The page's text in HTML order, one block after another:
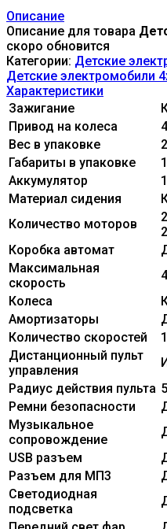
Описание
Описание для товара
скоро обновится
Категории: Детские
Детские электромобили
Характеристики
Зажигание
Привод на колеса
4
Вес в упаковке
Габариты в упаковке
Аккумулятор
Материал сидения
Количество моторов
Коробка автомат
Максимальная
скорость
Колеса
Амортизаторы
Количество скоростей
Дистанционный пульт
управления
Радиус действия пульта
Ремни безопасности
Музыкальное
сопровождение
USB разъем
Разъем для МП3
Светодиодная
подсветка